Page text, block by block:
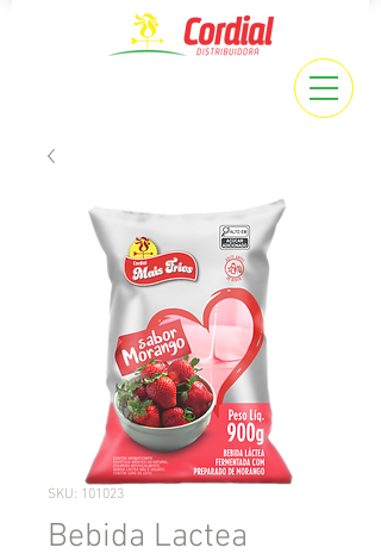
SKU: 101023
Bebida Lactea